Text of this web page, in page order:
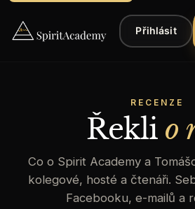
Přihlásit
Kurzy ▾
RECENZE
Řekli o
Co o Spirit Academy a
kolegové, hosté a čtenáři.
Facebooku, e-mailů a